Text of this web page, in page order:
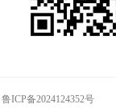
鲁ICP备2024124352号